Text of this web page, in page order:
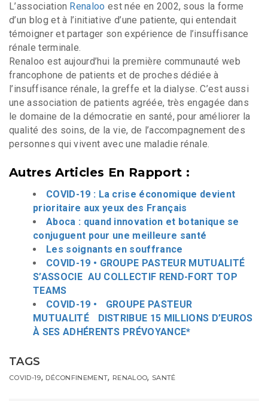
L’association Renaloo est née en 2002, sous la forme
d’un blog et à l’initiative d’une patiente, qui entendait
témoigner et partager son expérience de l’insuffisance
rénale terminale.
Renaloo est aujourd’hui la première communauté web
francophone de patients et de proches dédiée à
l’insuffisance rénale, la greffe et la dialyse. C’est aussi
une association de patients agréée, très engagée dans
le domaine de la démocratie en santé, pour améliorer la
qualité des soins, de la vie, de l’accompagnement des
personnes qui vivent avec une maladie rénale.
Autres Articles En Rapport :
COVID-19 : La crise économique devient
prioritaire aux yeux des Français
Aboca : quand innovation et botanique se
conjuguent pour une meilleure santé
Les soignants en souffrance
COVID-19 • GROUPE PASTEUR MUTUALITÉ
S’ASSOCIE AU COLLECTIF REND-FORT TOP
TEAMS
COVID-19 • GROUPE PASTEUR
MUTUALITÉ DISTRIBUE 15 MILLIONS D’EUROS
À SES ADHÉRENTS PRÉVOYANCE*
TAGS
COVID-19, DÉCONFINEMENT, RENALOO, SANTÉ